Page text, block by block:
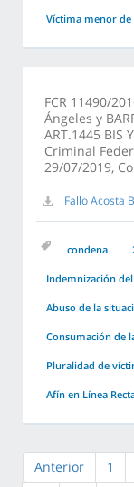
Víctima menor de
FCR 11490/
Ángeles y
ART.1445 BIS
Criminal
29/07/2019,
Fallo Acosta
condena
Indemnización
Abuso de la
Consumación de
Pluralidad de
Afín en Línea
Anterior 1